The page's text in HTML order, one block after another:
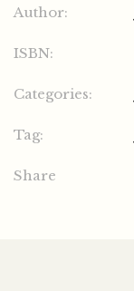
Author:
ISBN:
Categories:
Tag:
Share